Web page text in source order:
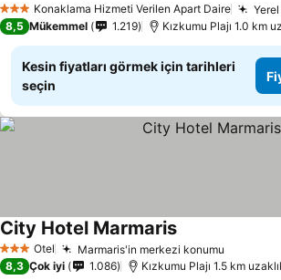
3 YıldızKonaklama Hizmeti Verilen Apart Daire
8,5 Mükemmel 1.219 Kızkumu Plajı 1.0 km
Kesin fiyatları görmek için tarihleri
seçin
3 YıldızOtel Marmaris'in merkezi konumu
City Hotel Marmaris
8,3 Çok iyi 1.086 Kızkumu Plajı 1.5 km